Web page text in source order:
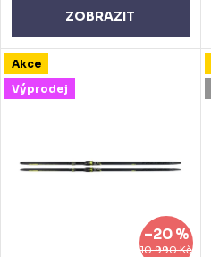
ZOBRAZIT
Akce
Výprodej
10 990 Kč
–20 %